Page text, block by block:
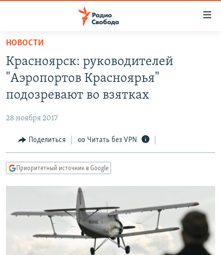
упрощенного
доступа
Вернуться
основному
Вернутся
Вернутся
ПОДКАСТЫ
АВТОРСКИЕ ПРОЕКТЫ
МНЕНИЯ
КУЛЬТУРА
КАВКАЗ.РЕАЛИИ
СИБИРЬ.РЕАЛИИ
РАСПИСАНИЕ ВЕЩАНИЯ
ПОДПИШИТЕСЬ НА РАССЫЛКУ
НОВОСТИ
Красноярск: руководителей
"Аэропортов Красноярья"
подозревают во взятках
28 ноября 2017
Поделиться Читать без VPN
Приоритетный источник в Google